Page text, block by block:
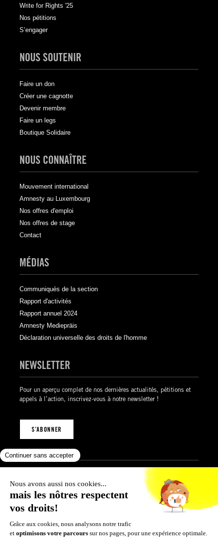
Write for Rights '25
Nos pétitions
S’engager
NOUS SOUTENIR
Faire un don
Créer une cagnotte
Devenir membre
Faire un legs
Boutique Solidaire
NOUS CONNAÎTRE
Mouvement international
Amnesty au Luxembourg
Nos offres d'emploi
Nos offres de stage
Contact
MÉDIAS
Communiqués de la section
Rapport d'activités
Rapport annuel 2024
Amnesty Mediepräis
Déclaration universelle des droits de l'homme
NEWSLETTER
Pour un aperçu complet de nos dernières actualités, pétitions et
appels à l’action, inscrivez-vous à notre newsletter !
S’ABONNER
Mentions légales
Politique de confidentialité
Politique des cookies
Conditions générales de vente